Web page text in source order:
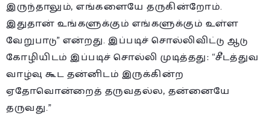
இருந்தாலும், எங்களையே தருகின்றோம்.
இதுதான் உங்களுக்கும் எங்களுக்கும் உள்ள
வேறுபாடு” என்றது. இப்படிச் சொல்லிவிட்டு ஆடு
கோழியிடம் இப்படிச் சொல்லி முடித்தது: “சீடத்துவ
வாழ்வு கூட தன்னிடம் இருக்கின்ற
ஏதோவொன்றைத் தருவதல்ல, தன்னையே
தருவது.”